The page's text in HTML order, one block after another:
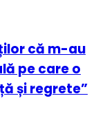
că m-au
pe care o
și regrete”